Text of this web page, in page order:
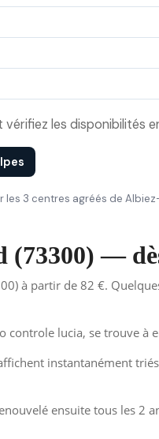
les disponibilités
3 centres agréés de
(73300) —
à partir de 82 €.
controle lucia, se trouve à
instantanément
ensuite tous les 2